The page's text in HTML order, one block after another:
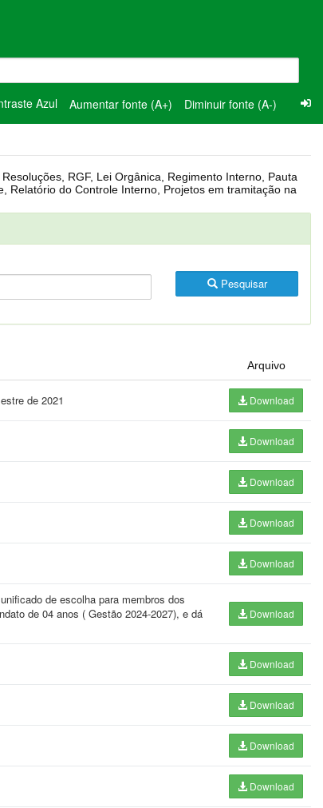
Azul Aumentar fonte (A+) Diminuir fonte (A-)
Pesquisar
Arquivo
de 2021 Download
Download
Download
Download
Download
de escolha para membros dos
de 04 anos ( Gestão 2024-2027), e dá
Download
Download
Download
Download
Download